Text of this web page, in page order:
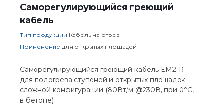
Cаморегулирующийся греющий
кабель
Тип продукции Кабель на отрез
Применение для открытых площадей
Cаморегулирующийся греющий кабель EM2-R
для подогрева ступеней и открытых площадок
сложной конфигурации (80Вт/м @230В, при 0°C,
в бетоне)